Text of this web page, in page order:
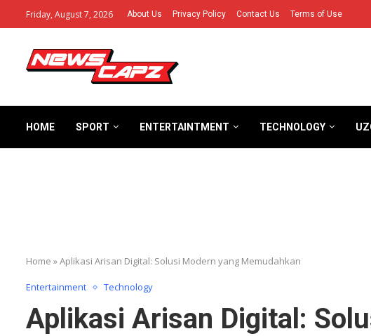
Friday, August 7, 2026 About Us Privacy Policy Contact Us Terms of Use
HOME SPORT ENTERTAINTMENT TECHNOLOGY
Home »Aplikasi Arisan Digital: Solusi Modern yang Memudahkan
Entertainment Technology
Aplikasi Arisan Digital: